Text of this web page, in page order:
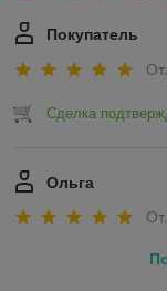
Покупатель
Сделка
Ольга